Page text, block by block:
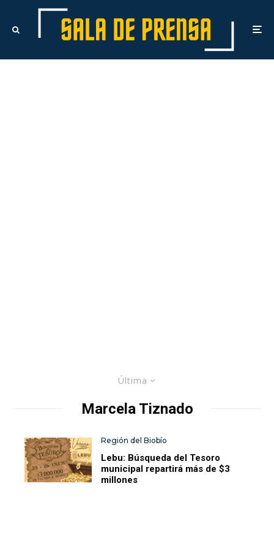
Última
Marcela Tiznado
Región del Biobío
Lebu: Búsqueda del Tesoro
municipal repartirá más de $3
millones